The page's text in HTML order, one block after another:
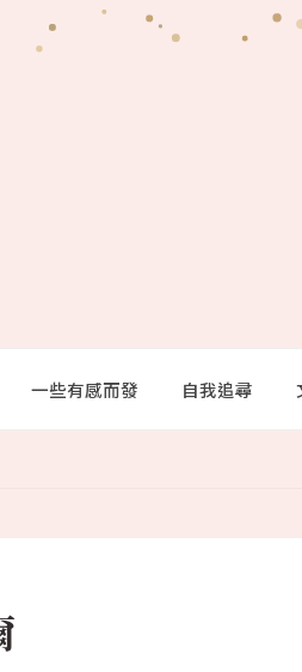
一些有感而發 自我追尋